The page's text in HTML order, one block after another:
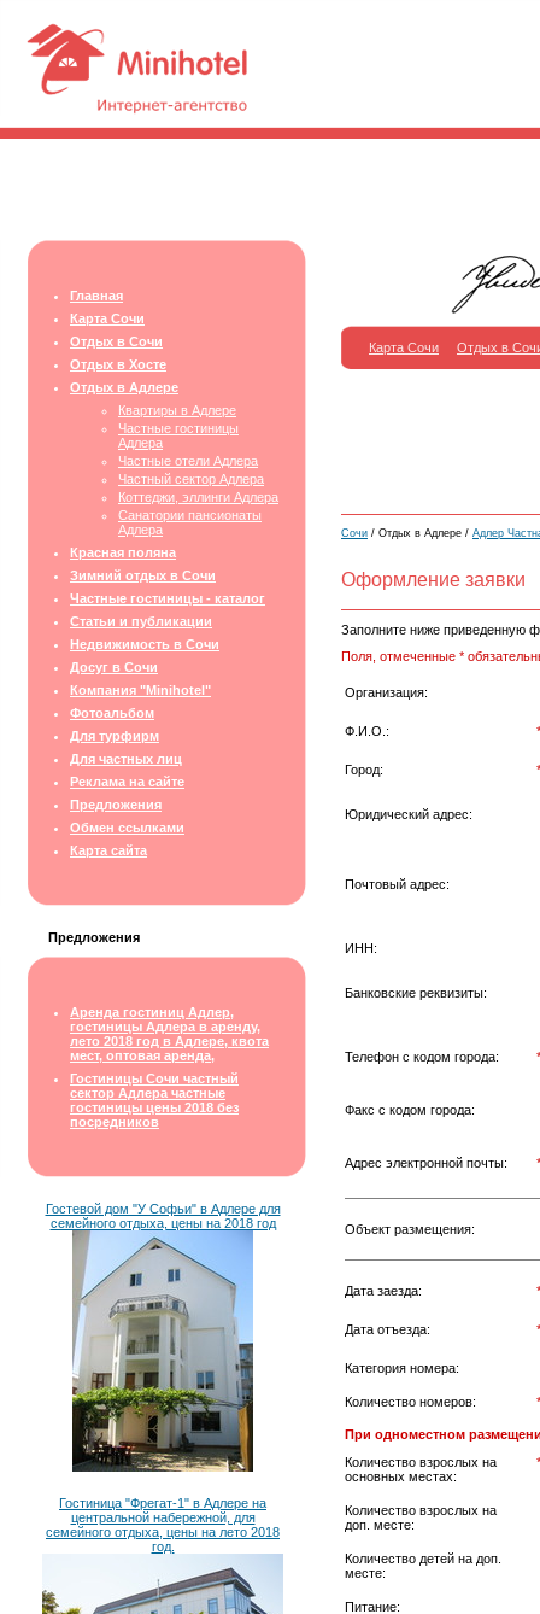
Главная
Карта Сочи
Отдых в Сочи
Отдых в Хосте
Отдых в Адлере
Квартиры в Адлере
Частные гостиницы
Адлера
Частные отели Адлера
Частный сектор Адлера
Коттеджи, эллинги Адлера
Санатории пансионаты
Адлера
Красная поляна
Зимний отдых в Сочи
Частные гостиницы - каталог
Статьи и публикации
Недвижимость в Сочи
Досуг в Сочи
Компания "Minihotel"
Фотоальбом
Для турфирм
Для частных лиц
Реклама на сайте
Предложения
Обмен ссылками
Карта сайта
Предложения
Аренда гостиниц Адлер,
гостиницы Адлера в аренду,
лето 2018 год в Адлере, квота
мест, оптовая аренда,
Гостиницы Сочи частный
сектор Адлера частные
гостиницы цены 2018 без
посредников
Гостевой дом "У Софьи" в Адлере для
семейного отдыха, цены на 2018 год
Гостиница "Фрегат-1" в Адлере на
центральной набережной, для
семейного отдыха, цены на лето 2018
год.
Карта Сочи Отдых в
Сочи / Отдых в Адлере / Адлер
Оформление заявки
Заполните ниже приведенную
Поля, отмеченные *
Организация:
Ф.И.О.: *
Город: *
Юридический адрес:
Почтовый адрес:
ИНН:
Банковские реквизиты:
Телефон с кодом города: *
Факс с кодом города:
Адрес электронной почты: *
Объект размещения:
Дата заезда: *
Дата отъезда: *
Категория номера:
Количество номеров: *
При одноместном
Количество взрослых на
основных местах:
*
Количество взрослых на
доп. месте:
Количество детей на доп.
месте:
Питание: